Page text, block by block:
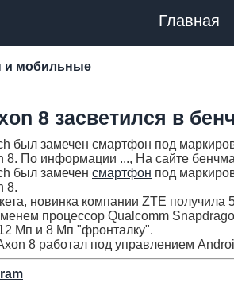
Главная
и мобильные
8 засветился в
был замечен смартфон под
8. По информации ..., На сайте
был замечен смартфон под
8.
новинка компании ZTE
процессор Qualcomm
Мп и 8 Мп "фронталку".
8 работал под управлением